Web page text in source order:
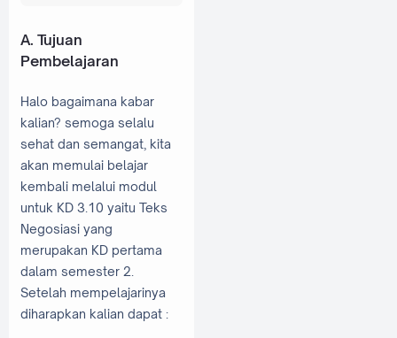
A. Tujuan
Pembelajaran
Halo bagaimana kabar
kalian? semoga selalu
sehat dan semangat, kita
akan memulai belajar
kembali melalui modul
untuk KD 3.10 yaitu Teks
Negosiasi yang
merupakan KD pertama
dalam semester 2.
Setelah mempelajarinya
diharapkan kalian dapat :